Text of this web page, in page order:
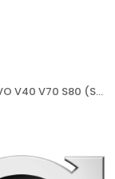
SİNYAL VOLVO V40 V70 S80 (S60 V60 2011-2016) 2012- LED TİP SOL